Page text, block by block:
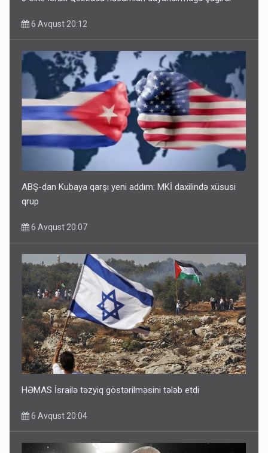
6 Avqust 20:12
ABŞ-dan Kubaya qarşı yeni addım: MKİ daxilində xüsusi
qrup
6 Avqust 20:07
HƏMAS İsrailə təzyiq göstərilməsini tələb etdi
6 Avqust 20:04